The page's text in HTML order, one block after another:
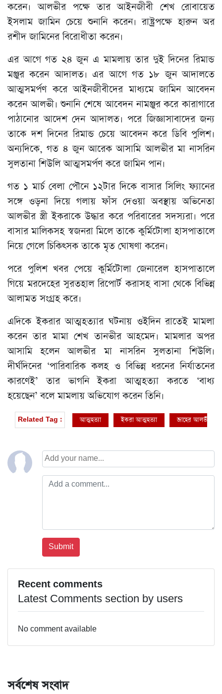
করেন। আলভীর পক্ষে তার আইনজীবী শেখ রোবায়েত
ইসলাম জামিন চেয়ে শুনানি করেন। রাষ্ট্রপক্ষে হারুন অর
রশীদ জামিনের বিরোধীতা করেন।
এর আগে গত ২৪ জুন এ মামলায় তার দুই দিনের রিমান্ড
মঞ্জুর করেন আদালত। এর আগে গত ১৮ জুন আদালতে
আত্মসমর্পণ করে আইনজীবীদের মাধ্যমে জামিন আবেদন
করেন আলভী। শুনানি শেষে আবেদন নামঞ্জুর করে কারাগারে
পাঠানোর আদেশ দেন আদালত। পরে জিজ্ঞাসাবাদের জন্য
তাকে দশ দিনের রিমান্ড চেয়ে আবেদন করে ডিবি পুলিশ।
অন্যদিকে, গত ৪ জুন আরেক আসামি আলভীর মা নাসরিন
সুলতানা শিউলি আত্মসমর্পণ করে জামিন পান।
গত ১ মার্চ বেলা পৌনে ১২টার দিকে বাসার সিলিং ফ্যানের
সঙ্গে ওড়না দিয়ে গলায় ফাঁস দেওয়া অবস্থায় অভিনেতা
আলভীর স্ত্রী ইকরাকে উদ্ধার করে পরিবারের সদস্যরা। পরে
বাসার মালিকসহ স্বজনরা মিলে তাকে কুর্মিটোলা হাসপাতালে
নিয়ে গেলে চিকিৎসক তাকে মৃত ঘোষণা করেন।
পরে পুলিশ খবর পেয়ে কুর্মিটোলা জেনারেল হাসপাতালে
গিয়ে মরদেহের সুরতহাল রিপোর্ট করাসহ বাসা থেকে বিভিন্ন
আলামত সংগ্রহ করে।
এদিকে ইকরার আত্মহত্যার ঘটনায় ওইদিন রাতেই মামলা
করেন তার মামা শেখ তানভীর আহমেদ। মামলার অপর
আসামি হলেন আলভীর মা নাসরিন সুলতানা শিউলি।
দীর্ঘদিনের ‘পারিবারিক কলহ ও বিভিন্ন ধরনের নির্যাতনের
কারণেই’ তার ভাগনি ইকরা আত্মহত্যা করতে ‘বাধ্য
হয়েছেন’ বলে মামলায় অভিযোগ করেন তিনি।
Related Tag : আত্মহত্যা ইকরা আত্মহত্যা জাহের আলভী
Recent comments
Latest Comments section by users
No comment available
সর্বশেষ সংবাদ